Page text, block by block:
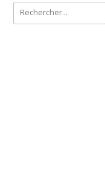
Rechercher :